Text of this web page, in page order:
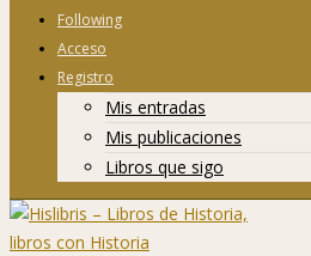
Following
Acceso
Registro
Mis entradas
Mis publicaciones
Libros que sigo